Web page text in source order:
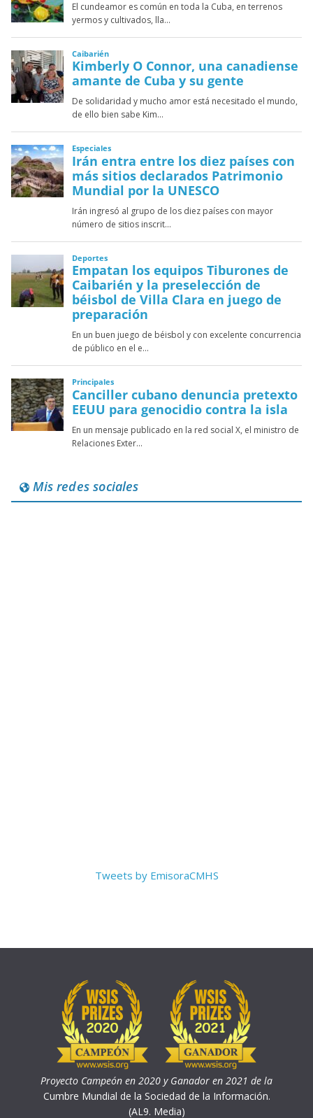
Mis redes sociales
Tweets by EmisoraCMHS
Proyecto Campeón en 2020 y Ganador en 2021 de la
Cumbre Mundial de la Sociedad de la Información.
(AL9. Media)